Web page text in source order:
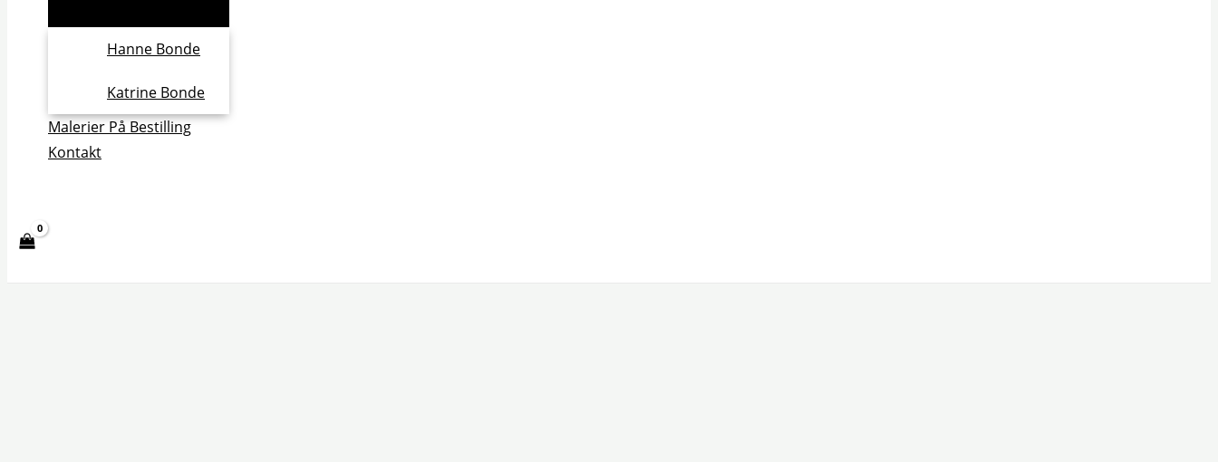
Hanne Bonde
Katrine Bonde
Malerier På Bestilling
Kontakt